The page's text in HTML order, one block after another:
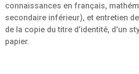
connaissances en français,
secondaire inférieur), et entretien
de la copie du titre d'identité, d'un
papier.